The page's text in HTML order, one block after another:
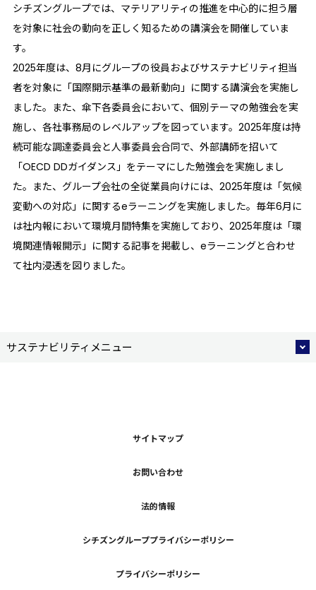
シチズングループでは、マテリアリティの推進を中心的に担う層
を対象に社会の動向を正しく知るための講演会を開催していま
す。
2025年度は、8月にグループの役員およびサステナビリティ担当
者を対象に「国際開示基準の最新動向」に関する講演会を実施し
ました。また、傘下各委員会において、個別テーマの勉強会を実
施し、各社事務局のレベルアップを図っています。2025年度は持
続可能な調達委員会と人事委員会合同で、外部講師を招いて
「OECD DDガイダンス」をテーマにした勉強会を実施しまし
た。また、グループ会社の全従業員向けには、2025年度は「気候
変動への対応」に関するeラーニングを実施しました。毎年6月に
は社内報において環境月間特集を実施しており、2025年度は「環
境関連情報開示」に関する記事を掲載し、eラーニングと合わせ
て社内浸透を図りました。
サステナビリティメニュー
サイトマップ
お問い合わせ
法的情報
シチズングループプライバシーポリシー
プライバシーポリシー